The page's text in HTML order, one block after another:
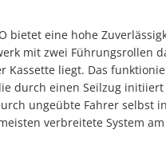
bietet eine hohe
mit zwei Führungsrollen
Kassette liegt. Das
durch einen Seilzug
ungeübte Fahrer selbst
verbreitete System